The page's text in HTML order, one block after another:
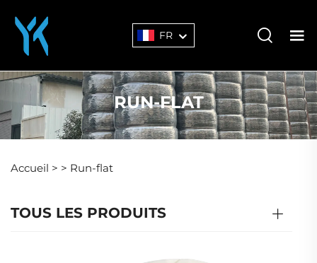
FR
RUN-FLAT
Accueil > > Run-flat
TOUS LES PRODUITS